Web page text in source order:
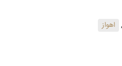
, اهواز